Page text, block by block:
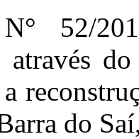
52/
do